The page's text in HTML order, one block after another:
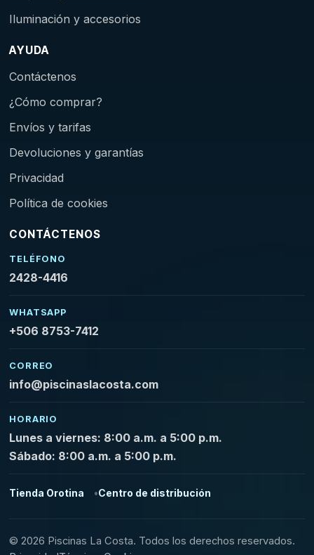
Iluminación y accesorios
AYUDA
Contáctenos
¿Cómo comprar?
Envíos y tarifas
Devoluciones y garantías
Privacidad
Política de cookies
CONTÁCTENOS
TELÉFONO
2428-4416
WHATSAPP
+506 8753-7412
CORREO
info@piscinaslacosta.com
HORARIO
Lunes a viernes: 8:00 a.m. a 5:00 p.m.
Sábado: 8:00 a.m. a 5:00 p.m.
Tienda Orotina Centro de distribución
© 2026 Piscinas La Costa. Todos los derechos reservados.